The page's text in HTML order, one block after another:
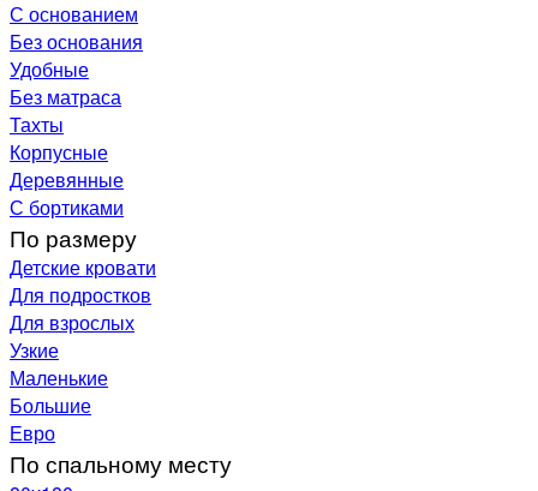
С основанием
Без основания
Удобные
Без матраса
Тахты
Корпусные
Деревянные
С бортиками
По размеру
Детские кровати
Для подростков
Для взрослых
Узкие
Маленькие
Большие
Евро
По спальному месту